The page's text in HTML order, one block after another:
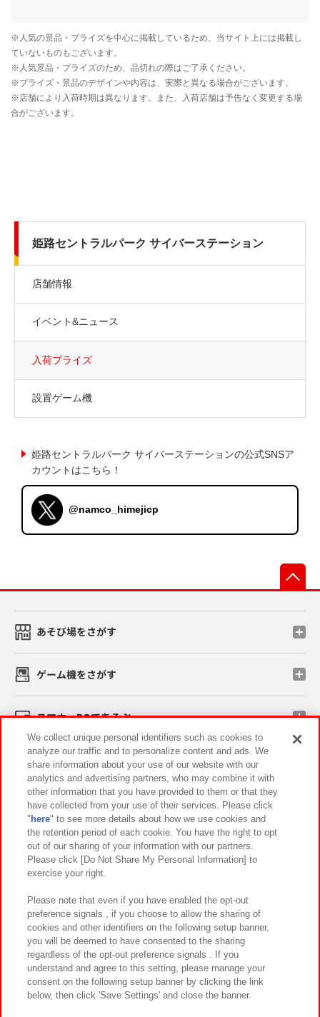
姫路セントラルパーク サイバーステーション
店舗情報
イベント&ニュース
入荷プライズ
設置ゲーム機
姫路セントラルパーク サイバーステーションの公式SNSア
カウントはこちら！
@namco_himejicp
あそび場をさがす
ゲーム機をさがす
スマホ・PCであそぶ
イベント・キャンペーン
関連会社 サステナビリティ サイトポリシー
プライバシーポリシー ウェブアクセシビリティ方針と検証結果
お取引先さまとともに
カスタマーハラスメント対応方針 よくあるご質問・お問い合わせ
©Bandai Namco Amusement Inc.
We collect unique personal identifiers such as cookies to
analyze our traffic and to personalize content and ads. We
share information about your use of our website with our
analytics and advertising partners, who may combine it with
other information that you have provided to them or that they
have collected from your use of their services. Please click
" here" to see more details about how we use cookies and
the retention period of each cookie. You have the right to opt
out of our sharing of your information with our partners.
Please click [Do Not Share My Personal Information] to
exercise your right.
Please note that even if you have enabled the opt-out
preference signals , if you choose to allow the sharing of
cookies and other identifiers on the following setup banner,
you will be deemed to have consented to the sharing
regardless of the opt-out preference signals . If you
understand and agree to this setting, please manage your
consent on the following setup banner by clicking the link
below, then click 'Save Settings' and close the banner.